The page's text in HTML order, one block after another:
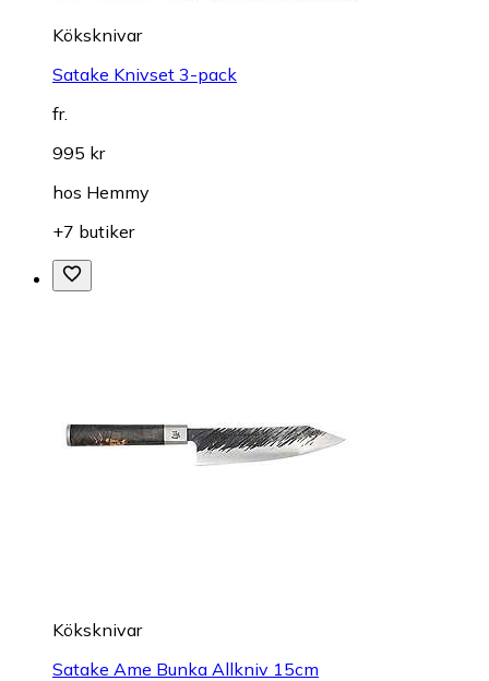
Köksknivar
Satake Knivset 3-pack
fr.
995 kr
hos Hemmy
+7 butiker
Köksknivar
Satake Ame Bunka Allkniv 15cm